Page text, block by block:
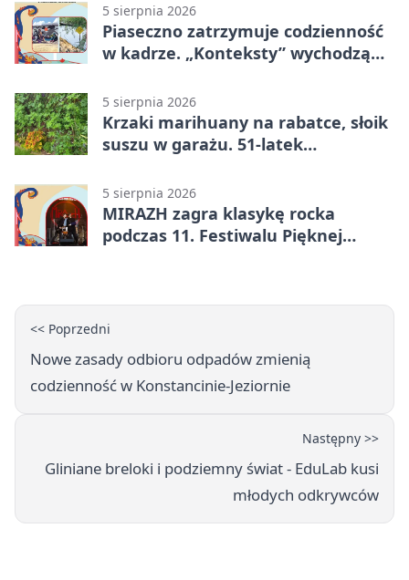
5 sierpnia 2026
Piaseczno zatrzymuje codzienność
w kadrze. „Konteksty” wychodzą
5 sierpnia 2026
Krzaki marihuany na rabatce, słoik
suszu w garażu. 51-latek
5 sierpnia 2026
MIRAZH zagra klasykę rocka
podczas 11. Festiwalu Pięknej
<< Poprzedni
Nowe zasady odbioru odpadów zmienią
codzienność w Konstancinie-Jeziornie
Następny >>
Gliniane breloki i podziemny świat - EduLab kusi
młodych odkrywców